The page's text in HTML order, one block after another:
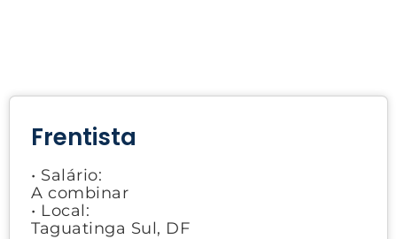
Frentista
• Salário:
A combinar
• Local:
Taguatinga Sul, DF